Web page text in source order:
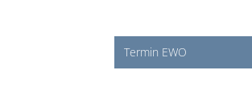
Termin EWO